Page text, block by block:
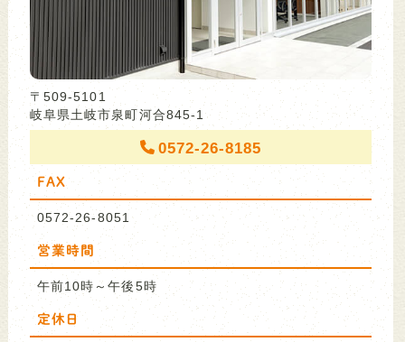
〒509-5101
岐阜県土岐市泉町河合845-1
0572-26-8185
FAX
0572-26-8051
営業時間
午前10時～午後5時
定休日